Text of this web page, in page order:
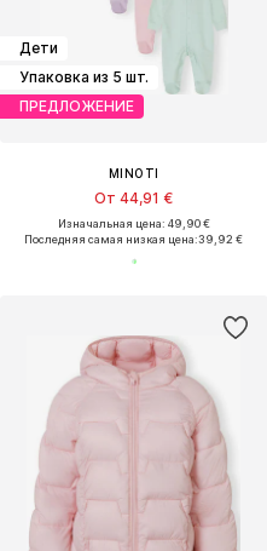
Дети
Упаковка из 5 шт.
ПРЕДЛОЖЕНИЕ
MINOTI
От 44,91 €
Изначальная цена: 49,90 €
Последняя самая низкая цена:39,92 €